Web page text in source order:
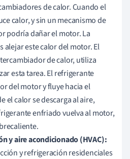
de calor. Cuando el
calor, y sin un mecanismo de
podría dañar el motor. La
alejar este calor del motor. El
de calor, utiliza
esta tarea. El refrigerante
del motor y fluye hacia el
el calor se descarga al aire,
enfriado vuelva al motor,
y aire acondicionado (HVAC):
y refrigeración residenciales